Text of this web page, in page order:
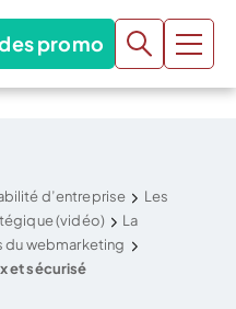
promo
d’entreprise
Les
(vidéo)
La
du webmarketing
et sécurisé